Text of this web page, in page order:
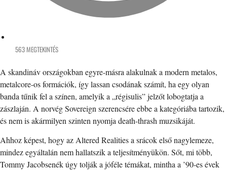
563 MEGTEKINTÉS
A skandináv országokban egyre-másra alakulnak a modern metalos,
metalcore-os formációk, így lassan csodának számít, ha egy olyan
banda tűnik fel a színen, amelyik a „régisulis” jelzőt lobogtatja a
zászlaján. A norvég Sovereign szerencsére ebbe a kategóriába tartozik,
és nem is akármilyen szinten nyomja death-thrash muzsikáját.
Ahhoz képest, hogy az Altered Realities a srácok első nagylemeze,
mindez egyáltalán nem hallatszik a teljesítményükön. Sőt, mi több,
Tommy Jacobsenék úgy tolják a jóféle témákat, mintha a ’90-es évek